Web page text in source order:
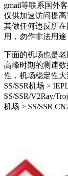
gmail等联系国外
仅供加速访问提
其做任何违反所
用，勿作非法用途
下面的机场也是
高峰时期的测速
性，机场稳定性
SS/SSR机场 >
SS/SSR/V2Ray/
机场 > SS/SSR